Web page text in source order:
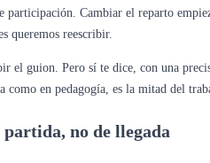
participación. Cambiar el reparto
queremos reescribir.
el guion. Pero sí te dice, con una
como en pedagogía, es la mitad del
no de llegada